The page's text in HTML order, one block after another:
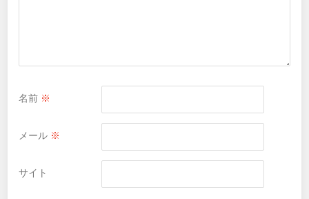
名前 ※
メール ※
サイト